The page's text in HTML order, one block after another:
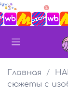
Главная
сюжеты с